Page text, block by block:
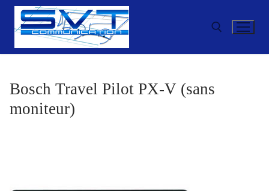
Aller
contenu
Bosch Travel Pilot PX-V (sans
moniteur)